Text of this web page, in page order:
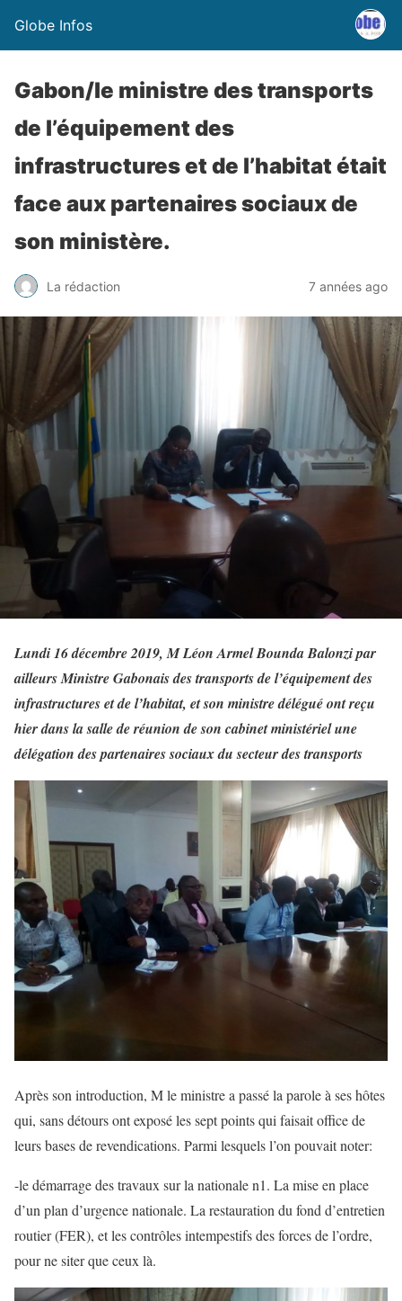
Globe Infos
Gabon/le ministre des transports
de l’équipement des
infrastructures et de l’habitat était
face aux partenaires sociaux de
son ministère.
La rédaction 7 années ago
Lundi 16 décembre 2019, M Léon Armel Bounda Balonzi par
ailleurs Ministre Gabonais des transports de l’équipement des
infrastructures et de l’habitat, et son ministre délégué ont reçu
hier dans la salle de réunion de son cabinet ministériel une
délégation des partenaires sociaux du secteur des transports
Après son introduction, M le ministre a passé la parole à ses hôtes
qui, sans détours ont exposé les sept points qui faisait office de
leurs bases de revendications. Parmi lesquels l’on pouvait noter:
-le démarrage des travaux sur la nationale n1. La mise en place
d’un plan d’urgence nationale. La restauration du fond d’entretien
routier (FER), et les contrôles intempestifs des forces de l’ordre,
pour ne siter que ceux là.